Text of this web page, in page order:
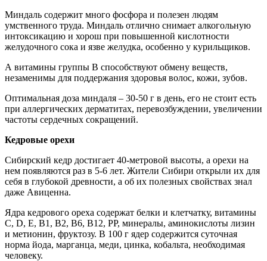
Миндаль содержит много фосфора и полезен людям
умственного труда. Миндаль отлично снимает алкогольную
интоксикацию и хорош при повышенной кислотности
желудочного сока и язве желудка, особенно у курильщиков.
А витамины группы В способствуют обмену веществ,
незаменимы для поддержания здоровья волос, кожи, зубов.
Оптимальная доза миндаля – 30-50 г в день, его не стоит есть
при аллергических дерматитах, перевозбуждении, увеличении
частоты сердечных сокращений.
Кедровые орехи
Сибирский кедр достигает 40-метровой высоты, а орехи на
нем появляются раз в 5-6 лет. Жители Сибири открыли их для
себя в глубокой древности, а об их полезных свойствах знал
даже Авиценна.
Ядра кедрового ореха содержат белки и клетчатку, витамины
С, D, Е, В1, В2, В6, В12, РР, минералы, аминокислоты лизин
и метионин, фруктозу. В 100 г ядер содержится суточная
норма йода, марганца, меди, цинка, кобальта, необходимая
человеку.